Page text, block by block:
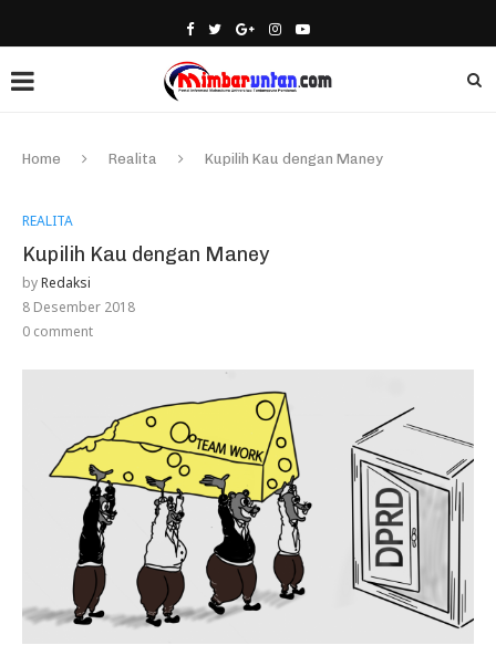
Home Realita Kupilih Kau dengan Maney
REALITA
Kupilih Kau dengan Maney
byRedaksi
8 Desember 2018
0 comment